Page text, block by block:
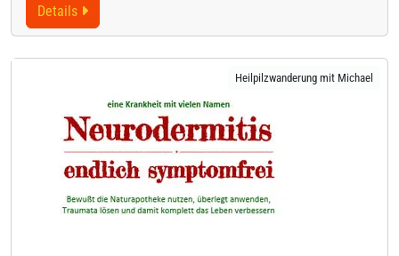
Details
Heilpilzwanderung mit Michael